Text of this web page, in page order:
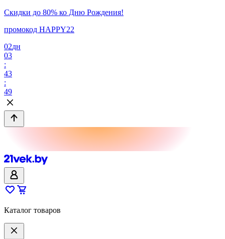
Скидки до 80% ко Дню Рождения!
промокод HAPPY22
02дн
03
:
43
:
49
Каталог товаров